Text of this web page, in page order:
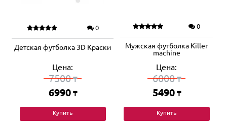
0
Детская футболка 3D Краски
Цена:
7500₸
6990 ₸
Купить
0
Мужская футболка Killer
machine
Цена:
6000₸
5490 ₸
Купить